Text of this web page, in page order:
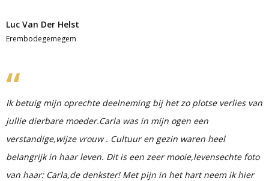
Luc Van Der Helst
Erembodegemegem
Ik betuig mijn oprechte deelneming bij het zo plotse verlies van
jullie dierbare moeder.Carla was in mijn ogen een
verstandige,wijze vrouw . Cultuur en gezin waren heel
belangrijk in haar leven. Dit is een zeer mooie,levensechte foto
van haar: Carla,de denkster! Met pijn in het hart neem ik hier